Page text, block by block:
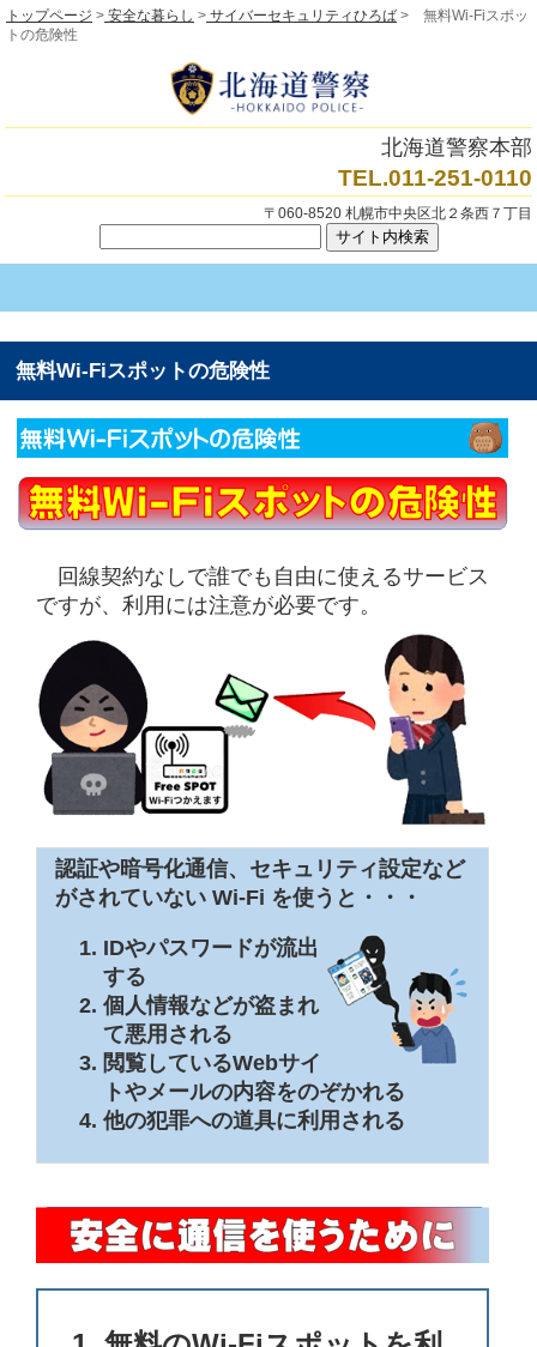
トップページ > 安全な暮らし > サイバーセキュリティひろば > 無料Wi-Fiスポッ
トの危険性
北海道警察本部
TEL.011-251-0110
〒060-8520 札幌市中央区北２条西７丁目
無料Wi-Fiスポットの危険性
回線契約なしで誰でも自由に使えるサービス
ですが、利用には注意が必要です。
認証や暗号化通信、セキュリティ設定など
がされていない Wi-Fi を使うと・・・
IDやパスワードが流出
する
個人情報などが盗まれ
て悪用される
閲覧しているWebサイ
トやメールの内容をのぞかれる
他の犯罪への道具に利用される